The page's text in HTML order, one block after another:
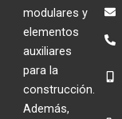
modulares y
elementos
auxiliares
para la
construcción.
Además,